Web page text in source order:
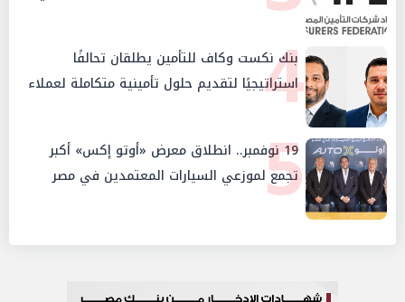
الأمن السيبراني والإستثمار والإدخار
4
بنك نكست وكاف للتأمين يطلقان تحالفًا
استراتيجيًا لتقديم حلول تأمينية متكاملة لعملاء
البنك
519 نوفمبر.. انطلاق معرض «أوتو إكس» أكبر
تجمع لموزعي السيارات المعتمدين في مصر